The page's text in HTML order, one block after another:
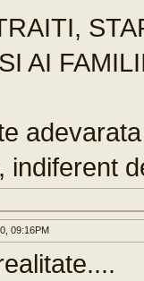
AI
indiferent
09:16PM